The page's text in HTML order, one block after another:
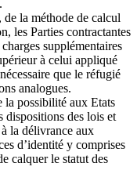
de la méthode de calcul
les Parties contractantes
supplémentaires
à celui appliqué
que le réfugié
analogues.
la possibilité aux Etats
dispositions des lois et
la délivrance aux
d’identité y comprises
calquer le statut des